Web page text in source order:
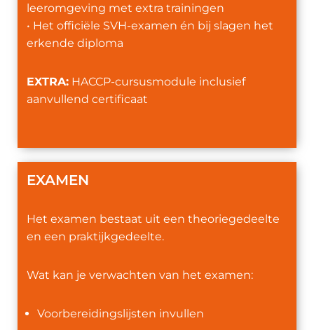
leeromgeving met extra trainingen
• Het officiële SVH-examen én bij slagen het
erkende diploma
EXTRA: HACCP-cursusmodule inclusief
aanvullend certificaat
EXAMEN
Het examen bestaat uit een theoriegedeelte
en een praktijkgedeelte.
Wat kan je verwachten van het examen:
Voorbereidingslijsten invullen